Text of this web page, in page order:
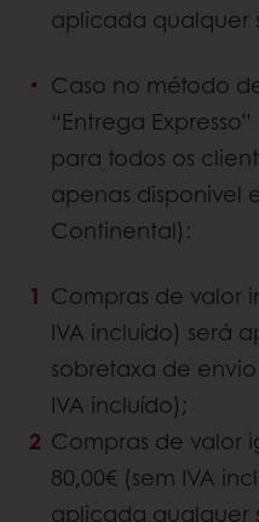
aplicada qualquer
Caso no método
“Entrega
para todos os
apenas disponivel
Continental):
Compras de valor
IVA incluído) será
sobretaxa de
IVA incluído);
Compras de valor
80,00€ (sem IVA
aplicada qualquer